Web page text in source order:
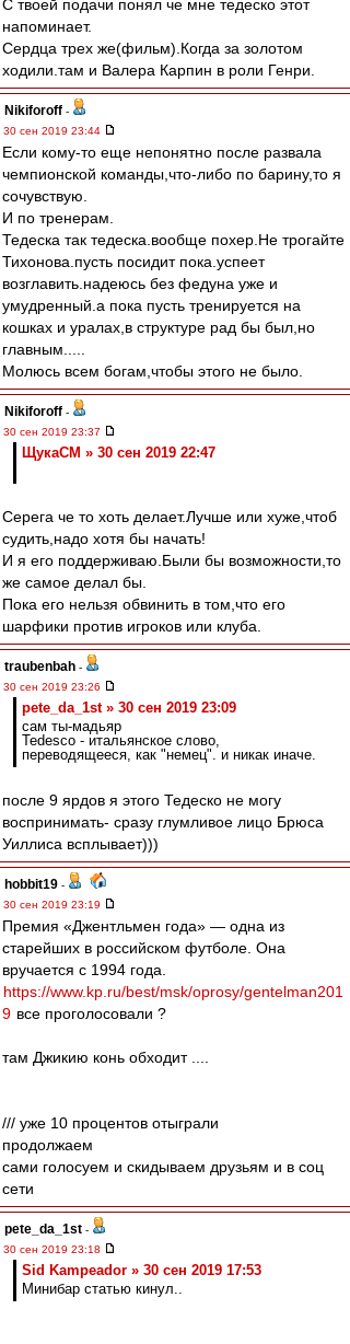
С твоей подачи понял че мне тедеско этот
напоминает.
Сердца трех же(фильм).Когда за золотом
ходили.там и Валера Карпин в роли Генри.
Nikiforoff -
30 сен 2019 23:44
Если кому-то еще непонятно после развала
чемпионской команды,что-либо по барину,то я
сочувствую.
И по тренерам.
Тедеска так тедеска.вообще похер.Не трогайте
Тихонова.пусть посидит пока.успеет
возглавить.надеюсь без федуна уже и
умудренный.а пока пусть тренируется на
кошках и уралах,в структуре рад бы был,но
главным.....
Молюсь всем богам,чтобы этого не было.
Nikiforoff -
30 сен 2019 23:37
ЩукаСМ » 30 сен 2019 22:47
Серега че то хоть делает.Лучше или хуже,чтоб
судить,надо хотя бы начать!
И я его поддерживаю.Были бы возможности,то
же самое делал бы.
Пока его нельзя обвинить в том,что его
шарфики против игроков или клуба.
traubenbah -
30 сен 2019 23:26
pete_da_1st » 30 сен 2019 23:09
сам ты-мадьяр
Tedesco - итальянское слово,
переводящееся, как "немец". и никак иначе.
после 9 ярдов я этого Тедеско не могу
воспринимать- сразу глумливое лицо Брюса
Уиллиса всплывает)))
hobbit19 -
30 сен 2019 23:19
Премия «Джентльмен года» — одна из
старейших в российском футболе. Она
вручается с 1994 года.
https://www.kp.ru/best/msk/oprosy/gentelman201
9 все проголосовали ?
там Джикию конь обходит ....
/// уже 10 процентов отыграли
продолжаем
сами голосуем и скидываем друзьям и в соц
сети
pete_da_1st -
30 сен 2019 23:18
Sid Kampeador » 30 сен 2019 17:53
Минибар статью кинул..